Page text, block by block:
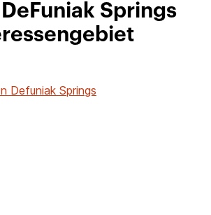
Springs
Defuniak Springs